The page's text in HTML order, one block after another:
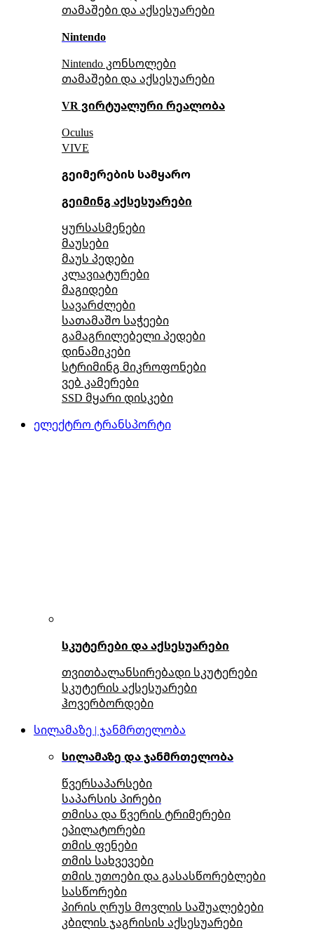
თამაშები და აქსესუარები
Nintendo
Nintendo კონსოლები
თამაშები და აქსესუარები
VR ვირტუალური რეალობა
Oculus
VIVE
გეიმერების სამყარო
გეიმინგ აქსესუარები
ყურსასმენები
მაუსები
მაუს პედები
კლავიატურები
მაგიდები
სავარძლები
სათამაშო საჭეები
გამაგრილებელი პედები
დინამიკები
სტრიმინგ მიკროფონები
ვებ კამერები
SSD მყარი დისკები
ელექტრო ტრანსპორტი
სკუტერები და აქსესუარები
თვითბალანსირებადი სკუტერები
სკუტერის აქსესუარები
ჰოვერბორდები
სილამაზე | ჯანმრთელობა
სილამაზე და ჯანმრთელობა
წვერსაპარსები
საპარსის პირები
თმისა და წვერის ტრიმერები
ეპილატორები
თმის ფენები
თმის სახვევები
თმის უთოები და გასასწორებლები
სასწორები
პირის ღრუს მოვლის საშუალებები
კბილის ჯაგრისის აქსესუარები